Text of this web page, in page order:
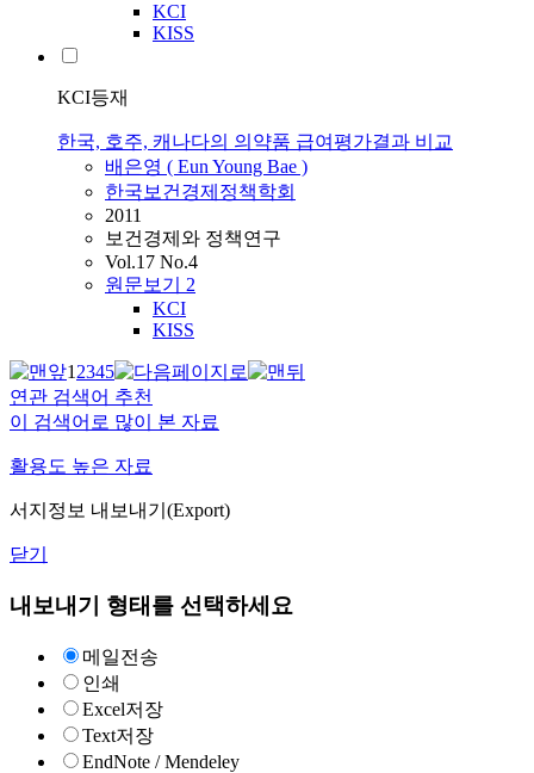
KCI
KISS
KCI등재
한국, 호주, 캐나다의 의약품 급여평가결과 비교
배은영 ( Eun Young Bae )
한국보건경제정책학회
2011
보건경제와 정책연구
Vol.17 No.4
원문보기 2
KCI
KISS
12345
연관 검색어 추천
이 검색어로 많이 본 자료
활용도 높은 자료
서지정보 내보내기(Export)
닫기
내보내기 형태를 선택하세요
메일전송
인쇄
Excel저장
Text저장
EndNote / Mendeley